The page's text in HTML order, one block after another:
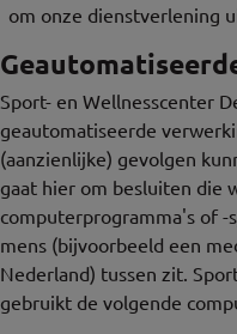
om onze dienstverlening
Sport- en Wellnesscenter
geautomatiseerde
(aanzienlijke) gevolgen
gaat hier om besluiten die
computerprogramma's of -
mens (bijvoorbeeld een
Nederland) tussen zit.
gebruikt de volgende